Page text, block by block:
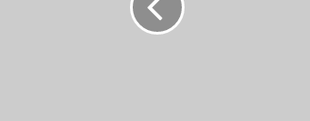
“كون آي” لماذا تركت
الحكومية وفتحت